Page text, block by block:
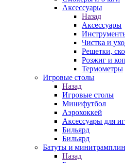
Аксессуары
Назад
Аксессуары
Чистка и
Решетки,
Розжиг и
Термометры
Игровые столы
Назад
Игровые столы
Минифутбол
Аэрохоккей
Аксессуары для
Бильяpд
Бильяpд
Батуты и
Назад